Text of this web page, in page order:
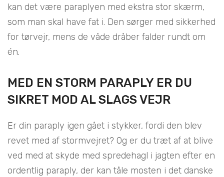
kan det være paraplyen med ekstra stor skærm,
som man skal have fat i. Den sørger med sikkerhed
for tørvejr, mens de våde dråber falder rundt om
én.
MED EN STORM PARAPLY ER DU
SIKRET MOD AL SLAGS VEJR
Er din paraply igen gået i stykker, fordi den blev
revet med af stormvejret? Og er du træt af at blive
ved med at skyde med spredehagl i jagten efter en
ordentlig paraply, der kan tåle mosten i det danske